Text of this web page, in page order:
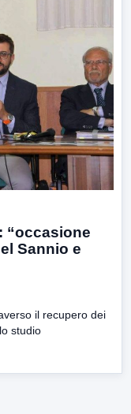
“occasione
Sannio e
il recupero dei
studio